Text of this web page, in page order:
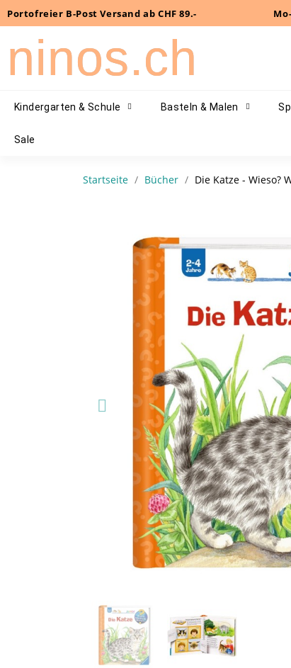
Portofreier B-Post Versand ab CHF 89.-
ninos.ch
Kindergarten & Schule Basteln & Malen
Sale
Startseite Bücher Die Katze - Wieso?